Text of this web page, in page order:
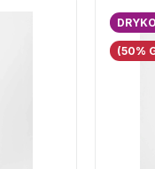
(50%